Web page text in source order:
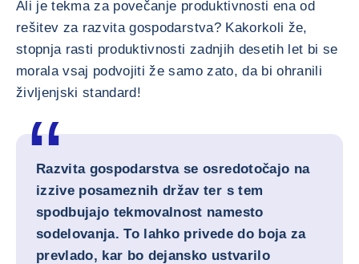
Ali je tekma za povečanje produktivnosti ena od
rešitev za razvita gospodarstva? Kakorkoli že,
stopnja rasti produktivnosti zadnjih desetih let bi se
morala vsaj podvojiti že samo zato, da bi ohranili
življenjski standard!
Razvita gospodarstva se osredotočajo na
izzive posameznih držav ter s tem
spodbujajo tekmovalnost namesto
sodelovanja. To lahko privede do boja za
prevlado, kar bo dejansko ustvarilo